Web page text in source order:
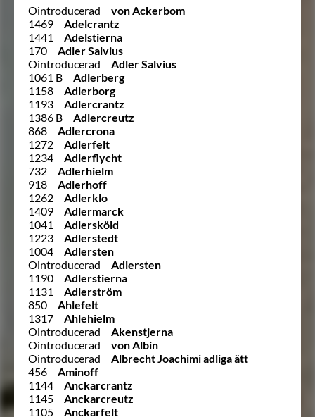
Ointroducerad
von Ackerbom
1469
Adelcrantz
1441
Adelstierna
170
Adler Salvius
Ointroducerad
Adler Salvius
1061 B
Adlerberg
1158
Adlerborg
1193
Adlercrantz
1386 B
Adlercreutz
868
Adlercrona
1272
Adlerfelt
1234
Adlerflycht
732
Adlerhielm
918
Adlerhoff
1262
Adlerklo
1409
Adlermarck
1041
Adlersköld
1223
Adlerstedt
1004
Adlersten
Ointroducerad
Adlersten
1190
Adlerstierna
1131
Adlerström
850
Ahlefelt
1317
Ahlehielm
Ointroducerad
Akenstjerna
Ointroducerad
von Albin
Ointroducerad
Albrecht Joachimi adliga ätt
456
Aminoff
1144
Anckarcrantz
1145
Anckarcreutz
1105
Anckarfelt